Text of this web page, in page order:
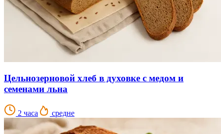
Цельнозерновой хлеб в духовке с медом и
семенами льна
2 часа средне